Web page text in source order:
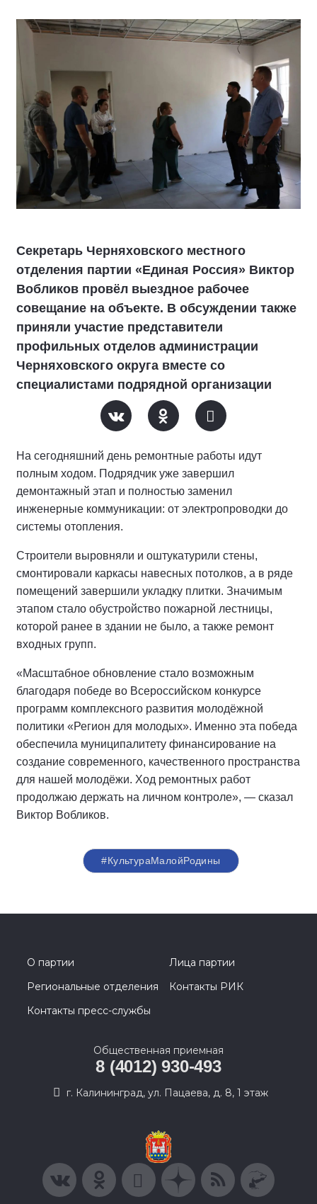
Секретарь Черняховского местного
отделения партии «Единая Россия» Виктор
Вобликов провёл выездное рабочее
совещание на объекте. В обсуждении также
приняли участие представители
профильных отделов администрации
Черняховского округа вместе со
специалистами подрядной организации
На сегодняшний день ремонтные работы идут
полным ходом. Подрядчик уже завершил
демонтажный этап и полностью заменил
инженерные коммуникации: от электропроводки до
системы отопления.
Строители выровняли и оштукатурили стены,
смонтировали каркасы навесных потолков, а в ряде
помещений завершили укладку плитки. Значимым
этапом стало обустройство пожарной лестницы,
которой ранее в здании не было, а также ремонт
входных групп.
«Масштабное обновление стало возможным
благодаря победе во Всероссийском конкурсе
программ комплексного развития молодёжной
политики «Регион для молодых». Именно эта победа
обеспечила муниципалитету финансирование на
создание современного, качественного пространства
для нашей молодёжи. Ход ремонтных работ
продолжаю держать на личном контроле», — сказал
Виктор Вобликов.
#КультураМалойРодины
О партии
Лица партии
Региональные отделения
Контакты РИК
Контакты пресс-службы
Общественная приемная
8 (4012) 930-493
г. Калининград, ул. Пацаева, д. 8, 1 этаж